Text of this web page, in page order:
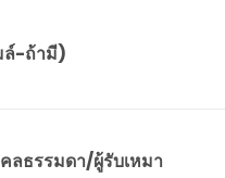
ล์-ถ้ามี)
ลธรรมดา/ผู้รับเหมา